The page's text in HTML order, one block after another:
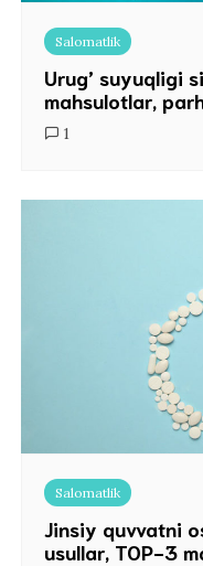
Salomatlik
Urug’ suyuqligi
mahsulotlar,
1
Salomatlik
Jinsiy quvvatni
usullar, TOP-3